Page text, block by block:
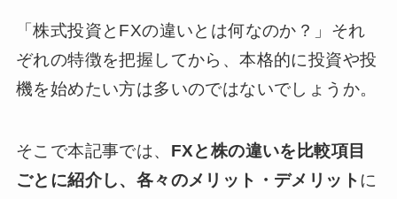
「株式投資とFXの違いとは何なのか？」それ
ぞれの特徴を把握してから、本格的に投資や投
機を始めたい方は多いのではないでしょうか。
そこで本記事では、 FXと株の違いを比較項目
ごとに紹介し、各々のメリット・デメリットに